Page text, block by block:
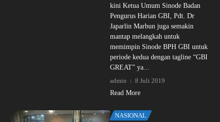
kini Ketua Umum Sinode Badan
Pengurus Harian GBI, Pdt. Dr
Japarlin Marbun juga semakin
mantap melangkah untuk
memimpin Sinode BPH GBI untuk
periode kedua dengan tagline “GBI
GREAT” ya...
admin
8 Juli 2019
Read More
NASIONAL